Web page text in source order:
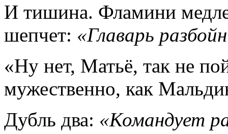
И тишина. Фламини
шепчет: «Главарь
«Ну нет, Матьё, так не
мужественно, как
Дубль два: «Командует